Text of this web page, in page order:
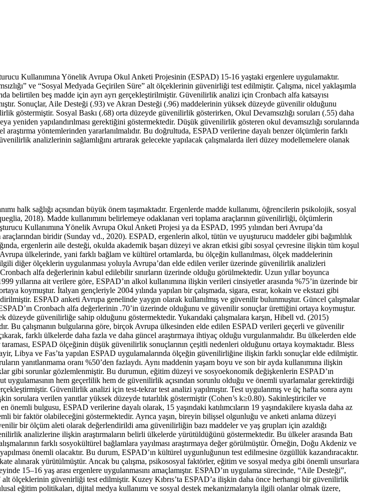
Kullanımına Yönelik Avrupa Okul Anketi Projesinin (ESPAD) 15-16 yaştaki ergenlere uygulamaktır.
ve “Sosyal Medyada Geçirilen Süre” alt ölçeklerinin güvenirliği test edilmiştir. Çalışma, nicel yaklaşımla
beş madde için ayrı ayrı gerçekleştirilmiştir. Güvenilirlik analizi için Cronbach alfa katsayısı
Sonuçlar, Aile Desteği (.93) ve Akran Desteği (.96) maddelerinin yüksek düzeyde güvenilir olduğunu
göstermiştir. Sosyal Baskı (.68) orta düzeyde güvenilirlik gösterirken, Okul Devamsızlığı soruları (.55) daha
yeniden yapılandırılması gerektiğini göstermektedir. Düşük güvenilirlik gösteren okul devamsızlığı sorularında
araştırma yöntemlerinden yararlanılmalıdır. Bu doğrultuda, ESPAD verilerine dayalı benzer ölçümlerin farklı
analizlerinin sağlamlığını artırarak gelecekte yapılacak çalışmalarda ileri düzey modellemelere olanak
halk sağlığı açısından büyük önem taşımaktadır. Ergenlerde madde kullanımı, öğrencilerin psikolojik, sosyal
2018). Madde kullanımını belirlemeye odaklanan veri toplama araçlarının güvenilirliği, ölçümlerin
Kullanımına Yönelik Avrupa Okul Anketi Projesi ya da ESPAD, 1995 yılından beri Avrupa’da
biridir (Sunday vd., 2020). ESPAD, ergenlerin alkol, tütün ve uyuşturucu maddeler gibi bağımlılık
ergenlerin aile desteği, okulda akademik başarı düzeyi ve akran etkisi gibi sosyal çevresine ilişkin tüm koşul
ülkelerinde, yani farklı bağlam ve kültürel ortamlarda, bu ölçeğin kullanılması, ölçek maddelerinin
diğer ölçeklerin uygulanması yoluyla Avrupa’dan elde edilen veriler üzerinde güvenilirlik analizleri
alfa değerlerinin kabul edilebilir sınırların üzerinde olduğu görülmektedir. Uzun yıllar boyunca
yıllarına ait verilere göre, ESPAD’ın alkol kullanımına ilişkin verileri cinsiyetler arasında %75’in üzerinde bir
koymuştur. İtalyan gençleriyle 2004 yılında yapılan bir çalışmada, sigara, esrar, kokain ve ekstazi gibi
ESPAD anketi Avrupa genelinde yaygın olarak kullanılmış ve güvenilir bulunmuştur. Güncel çalışmalar
Cronbach alfa değerlerinin .70’in üzerinde olduğunu ve güvenilir sonuçlar ürettiğini ortaya koymuştur.
düzeyde güvenilirliğe sahip olduğunu göstermektedir. Yukarıdaki çalışmalara karşın, Hibell vd. (2015)
Bu çalışmanın bulgularına göre, birçok Avrupa ülkesinden elde edilen ESPAD verileri geçerli ve güvenilir
farklı ülkelerde daha fazla ve daha güncel araştırmaya ihtiyaç olduğu vurgulanmalıdır. Bu ülkelerden elde
ESPAD ölçeğinin düşük güvenilirlik sonuçlarının çeşitli nedenleri olduğunu ortaya koymaktadır. Bless
Libya ve Fas’ta yapılan ESPAD uygulamalarında ölçeğin güvenilirliğine ilişkin farklı sonuçlar elde edilmiştir.
yanıtlanmama oranı %50’den fazlaydı. Aynı maddenin yaşam boyu ve son bir ayda kullanımına ilişkin
gibi sorunlar gözlemlenmiştir. Bu durumun, eğitim düzeyi ve sosyoekonomik değişkenlerin ESPAD’ın
hem geçerlilik hem de güvenilirlik açısından sorunlu olduğu ve önemli uyarlamalar gerektirdiği
Güvenilirlik analizi için test-tekrar test analizi yapılmıştır. Test uygulanmış ve üç hafta sonra aynı
sorulara verilen yanıtlar yüksek düzeyde tutarlılık göstermiştir (Cohen’s k≥0.80). Sakinleştiriciler ve
önemli bulgusu, ESPAD verilerine dayalı olarak, 15 yaşındaki katılımcıların 19 yaşındakilere kıyasla daha az
bir faktör olabileceğini göstermektedir. Ayrıca yaşın, bireyin bilişsel olgunluğu ve anketi anlama düzeyi
bir ölçüm aleti olarak değerlendirildi ama güvenilirliğin bazı maddeler ve yaş grupları için azaldığı
analizlerine ilişkin araştırmaların belirli ülkelerde yürütüldüğünü göstermektedir. Bu ülkeler arasında Batı
farklı sosyokültürel bağlamlara yayılması araştırmaya değer görülmüştür. Örneğin, Doğu Akdeniz ve
önemli olacaktır. Bu durum, ESPAD’ın kültürel uygunluğunun test edilmesine özgüllük kazandıracaktır.
alınarak yürütülmüştür. Ancak bu çalışma, psikososyal faktörler, eğitim ve sosyal medya gibi önemli unsurlara
15–16 yaş arası ergenlere uygulanmasını amaçlamıştır. ESPAD’ın uygulama sürecinde, “Aile Desteği”,
ölçeklerinin güvenirliği test edilmiştir. Kuzey Kıbrıs’ta ESPAD’a ilişkin daha önce herhangi bir güvenilirlik
eğitim politikaları, dijital medya kullanımı ve sosyal destek mekanizmalarıyla ilgili olanlar olmak üzere,